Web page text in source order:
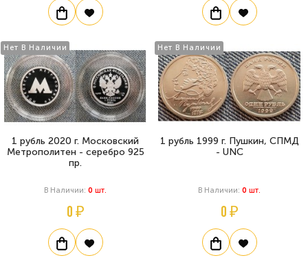
Нет В Наличии
1 рубль 2020 г. Московский
Метрополитен - серебро 925
пр.
В Наличии: 0 Шт.
0 ₽
Нет В Наличии
1 рубль 1999 г. Пушкин, СПМД
- UNC
В Наличии: 0 Шт.
0 ₽